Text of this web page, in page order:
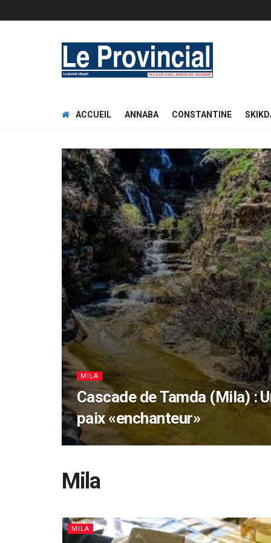
ACCUEIL ANNABA CONSTANTINE
MILA
Cascade de Tamda (Mila) :
paix «enchanteur»
Mila
MILA